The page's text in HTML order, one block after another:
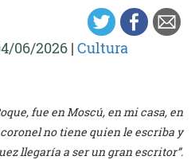
06/2026 | Cultura
fue en Moscú, en mi casa, en
coronel no tiene quien le escriba y
llegaría a ser un gran escritor”.